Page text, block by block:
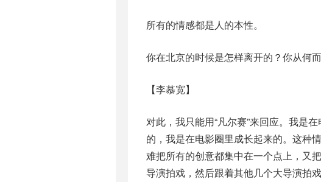
所有的情感都是人的本性。
你在北京的时候是怎样离开的？你从何而
【李慕宽】
对此，我只能用“凡尔赛”来回应。我是
的，我是在电影圈里成长起来的。这种
难把所有的创意都集中在一个点上，又
导演拍戏，然后跟着其他几个大导演拍